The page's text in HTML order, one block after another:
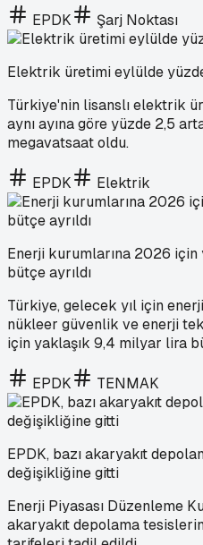
EPDK Şarj Noktası
Elektrik üretimi eylülde
Türkiye'nin lisanslı elektrik
aynı ayına göre yüzde 2,5
megavatsaat oldu.
EPDK Elektrik
Enerji kurumlarına 2026
bütçe ayrıldı
Türkiye, gelecek yıl için
nükleer güvenlik ve enerji
için yaklaşık 9,4 milyar lira
EPDK TENMAK
EPDK, bazı akaryakıt
değişikliğine gitti
Enerji Piyasası Düzenleme
akaryakıt depolama